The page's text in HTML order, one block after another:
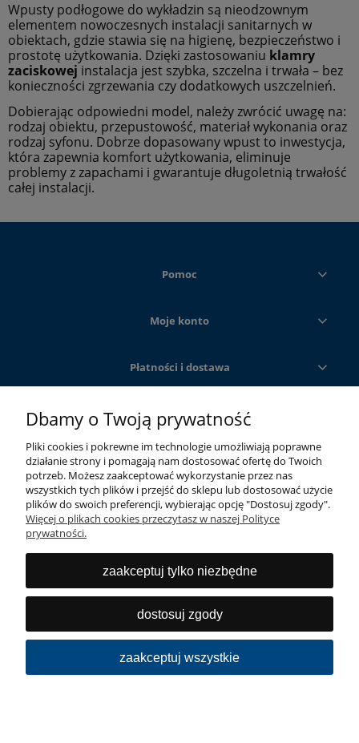
Wpusty podłogowe do wykładzin są nieodzownym
elementem nowoczesnych instalacji sanitarnych w
obiektach, gdzie stawia się na higienę, bezpieczeństwo i
prostotę użytkowania. Dzięki zastosowaniu klamry
zaciskowej instalacja jest szybka, szczelna i trwała – bez
konieczności zgrzewania czy dodatkowych uszczelnień.
Dobierając odpowiedni model, należy zwrócić uwagę na:
rodzaj obiektu, przepustowość, materiał wykonania oraz
rodzaj syfonu. Dobrze dopasowany wpust to inwestycja,
która zapewnia komfort użytkowania, eliminuje
problemy z zapachami i gwarantuje długoletnią trwałość
całej instalacji.
Pomoc
Moje konto
Płatności i dostawa
Informacje
O nas
Szeroka gama innowacyjnych produktów, wysokiej
jakości do niszowych segmentów rynku sanitarnego i
budowlanego.
Dbamy o Twoją prywatność
Pliki cookies i pokrewne im technologie umożliwiają poprawne
działanie strony i pomagają nam dostosować ofertę do Twoich
potrzeb. Możesz zaakceptować wykorzystanie przez nas
wszystkich tych plików i przejść do sklepu lub dostosować użycie
plików do swoich preferencji, wybierając opcję "Dostosuj zgody".
Więcej o plikach cookies przeczytasz w naszej Polityce
prywatności.
zaakceptuj tylko niezbędne
dostosuj zgody
zaakceptuj wszystkie